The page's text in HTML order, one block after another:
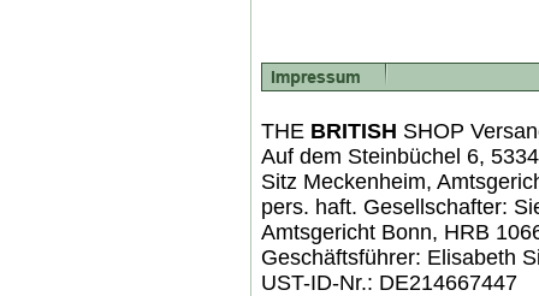
THE BRITISH SHOP
Auf dem Steinbüchel 6,
Sitz Meckenheim,
pers. haft. Gesellschafter:
Amtsgericht Bonn, HRB
Geschäftsführer: Elisabeth
UST-ID-Nr.: DE214667447